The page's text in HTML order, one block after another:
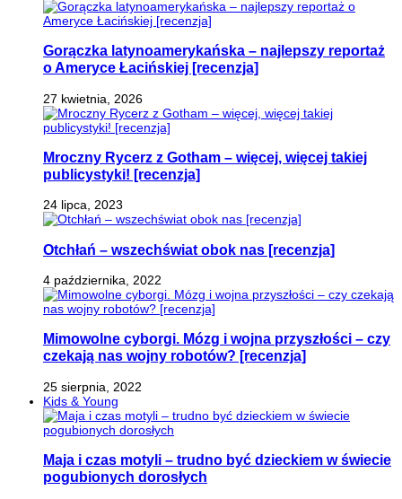
Gorączka latynoamerykańska – najlepszy reportaż
o Ameryce Łacińskiej [recenzja]
27 kwietnia, 2026
Mroczny Rycerz z Gotham – więcej, więcej takiej
publicystyki! [recenzja]
24 lipca, 2023
Otchłań – wszechświat obok nas [recenzja]
4 października, 2022
Mimowolne cyborgi. Mózg i wojna przyszłości – czy
czekają nas wojny robotów? [recenzja]
25 sierpnia, 2022
Kids & Young
Maja i czas motyli – trudno być dzieckiem w świecie
pogubionych dorosłych